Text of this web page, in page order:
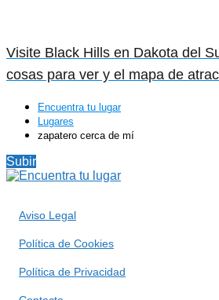
Visite Black Hills en Dakota del
cosas para ver y el mapa de
Encuentra tu lugar
Lugares
zapatero cerca de mí
Subir
Aviso Legal
Política de Cookies
Política de Privacidad